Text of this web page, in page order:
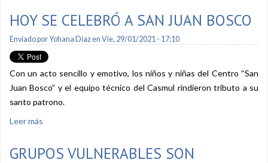
HOY SE CELEBRÓ A SAN JUAN BOSCO
Enviado porYohana Diazen Vie, 29/01/2021 - 17:10
Con un acto sencillo y emotivo, los niños y niñas del Centro “San
Juan Bosco” y el equipo técnico del Casmul rindieron tributo a su
santo patrono.
Leer más
GRUPOS VULNERABLES SON